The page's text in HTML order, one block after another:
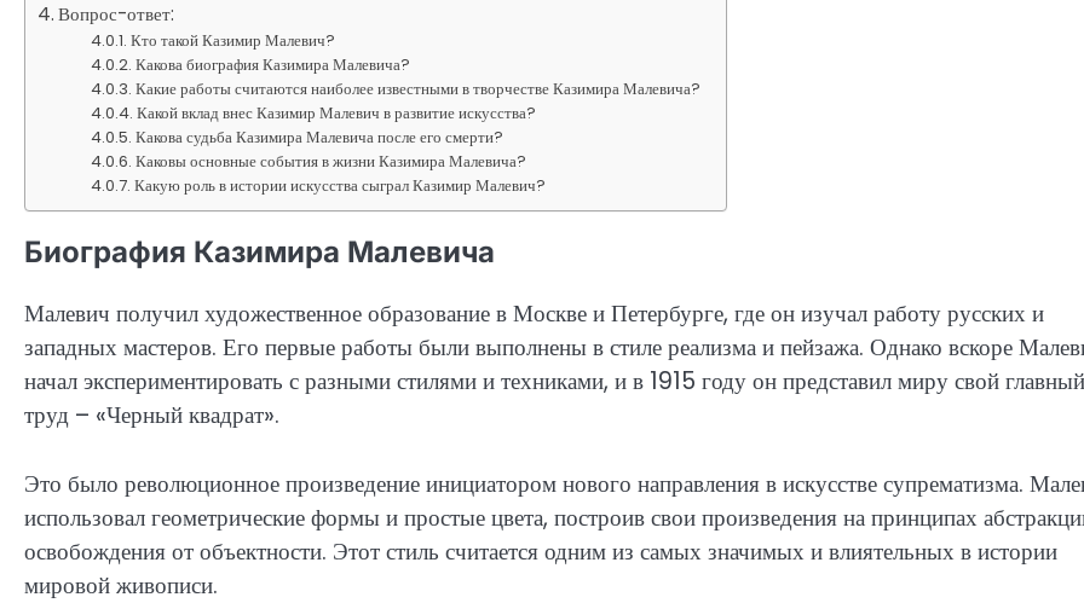
Вопрос-ответ:
Кто такой Казимир Малевич?
Какова биография Казимира Малевича?
Какие работы считаются наиболее известными в творчестве Казимира Малевича?
Какой вклад внес Казимир Малевич в развитие искусства?
Какова судьба Казимира Малевича после его смерти?
Каковы основные события в жизни Казимира Малевича?
Какую роль в истории искусства сыграл Казимир Малевич?
Биография Казимира Малевича
Малевич получил художественное образование в Москве и Петербурге, где он изучал работу русских и
западных мастеров. Его первые работы были выполнены в стиле реализма и пейзажа. Однако вскоре
начал экспериментировать с разными стилями и техниками, и в 1915 году он представил миру свой главный
труд – «Черный квадрат».
Это было революционное произведение инициатором нового направления в искусстве супрематизма.
использовал геометрические формы и простые цвета, построив свои произведения на принципах
освобождения от объектности. Этот стиль считается одним из самых значимых и влиятельных в истории
мировой живописи.